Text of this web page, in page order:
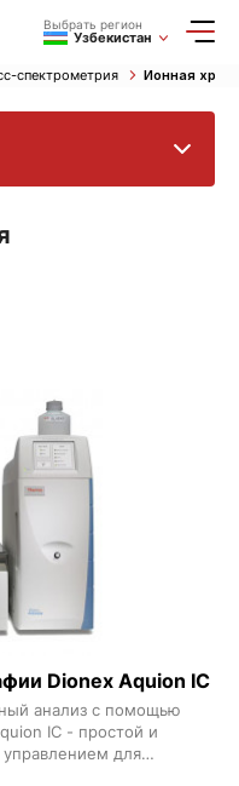
Выбрать регион
Узбекистан
спектрометрия Ионная
Dionex Aquion IC
анализ с помощью
IC - простой и
для